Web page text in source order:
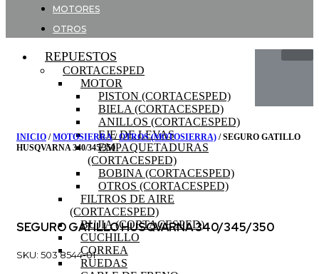
MOTORES
OTROS
REPUESTOS
CORTACESPED
MOTOR
PISTON (CORTACESPED)
BIELA (CORTACESPED)
ANILLOS (CORTACESPED)
EJE DE LEVAS
EMPAQUETADURAS
(CORTACESPED)
BOBINA (CORTACESPED)
OTROS (CORTACESPED)
FILTROS DE AIRE
(CORTACESPED)
BUJIA (CORTACESPED)
CUCHILLO
CORREA
RUEDAS
INICIO /MOTOSIERRA/OTROS (MOTOSIERRA) / SEGURO GATILLO
HUSQVARNA 340/345/350
SEGURO GATILLO HUSQVARNA 340/345/350
SKU: 503 8544-01